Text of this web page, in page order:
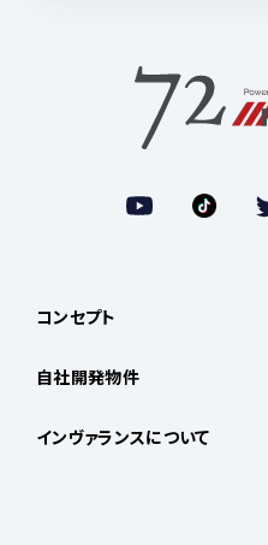
コンセプト
自社開発物件
インヴァランスについて